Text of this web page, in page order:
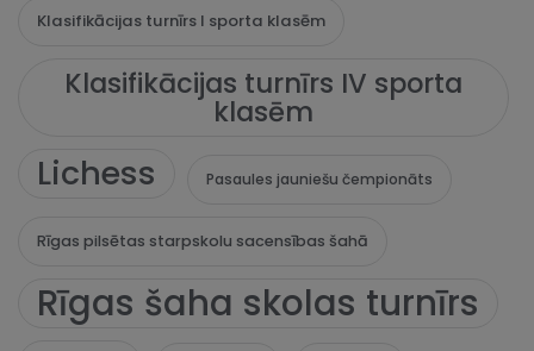
Klasifikācijas turnīrs I sporta klasēm
Klasifikācijas turnīrs IV sporta
klasēm
Lichess Pasaules jauniešu čempionāts
Rīgas pilsētas starpskolu sacensības šahā
Rīgas šaha skolas turnīrs